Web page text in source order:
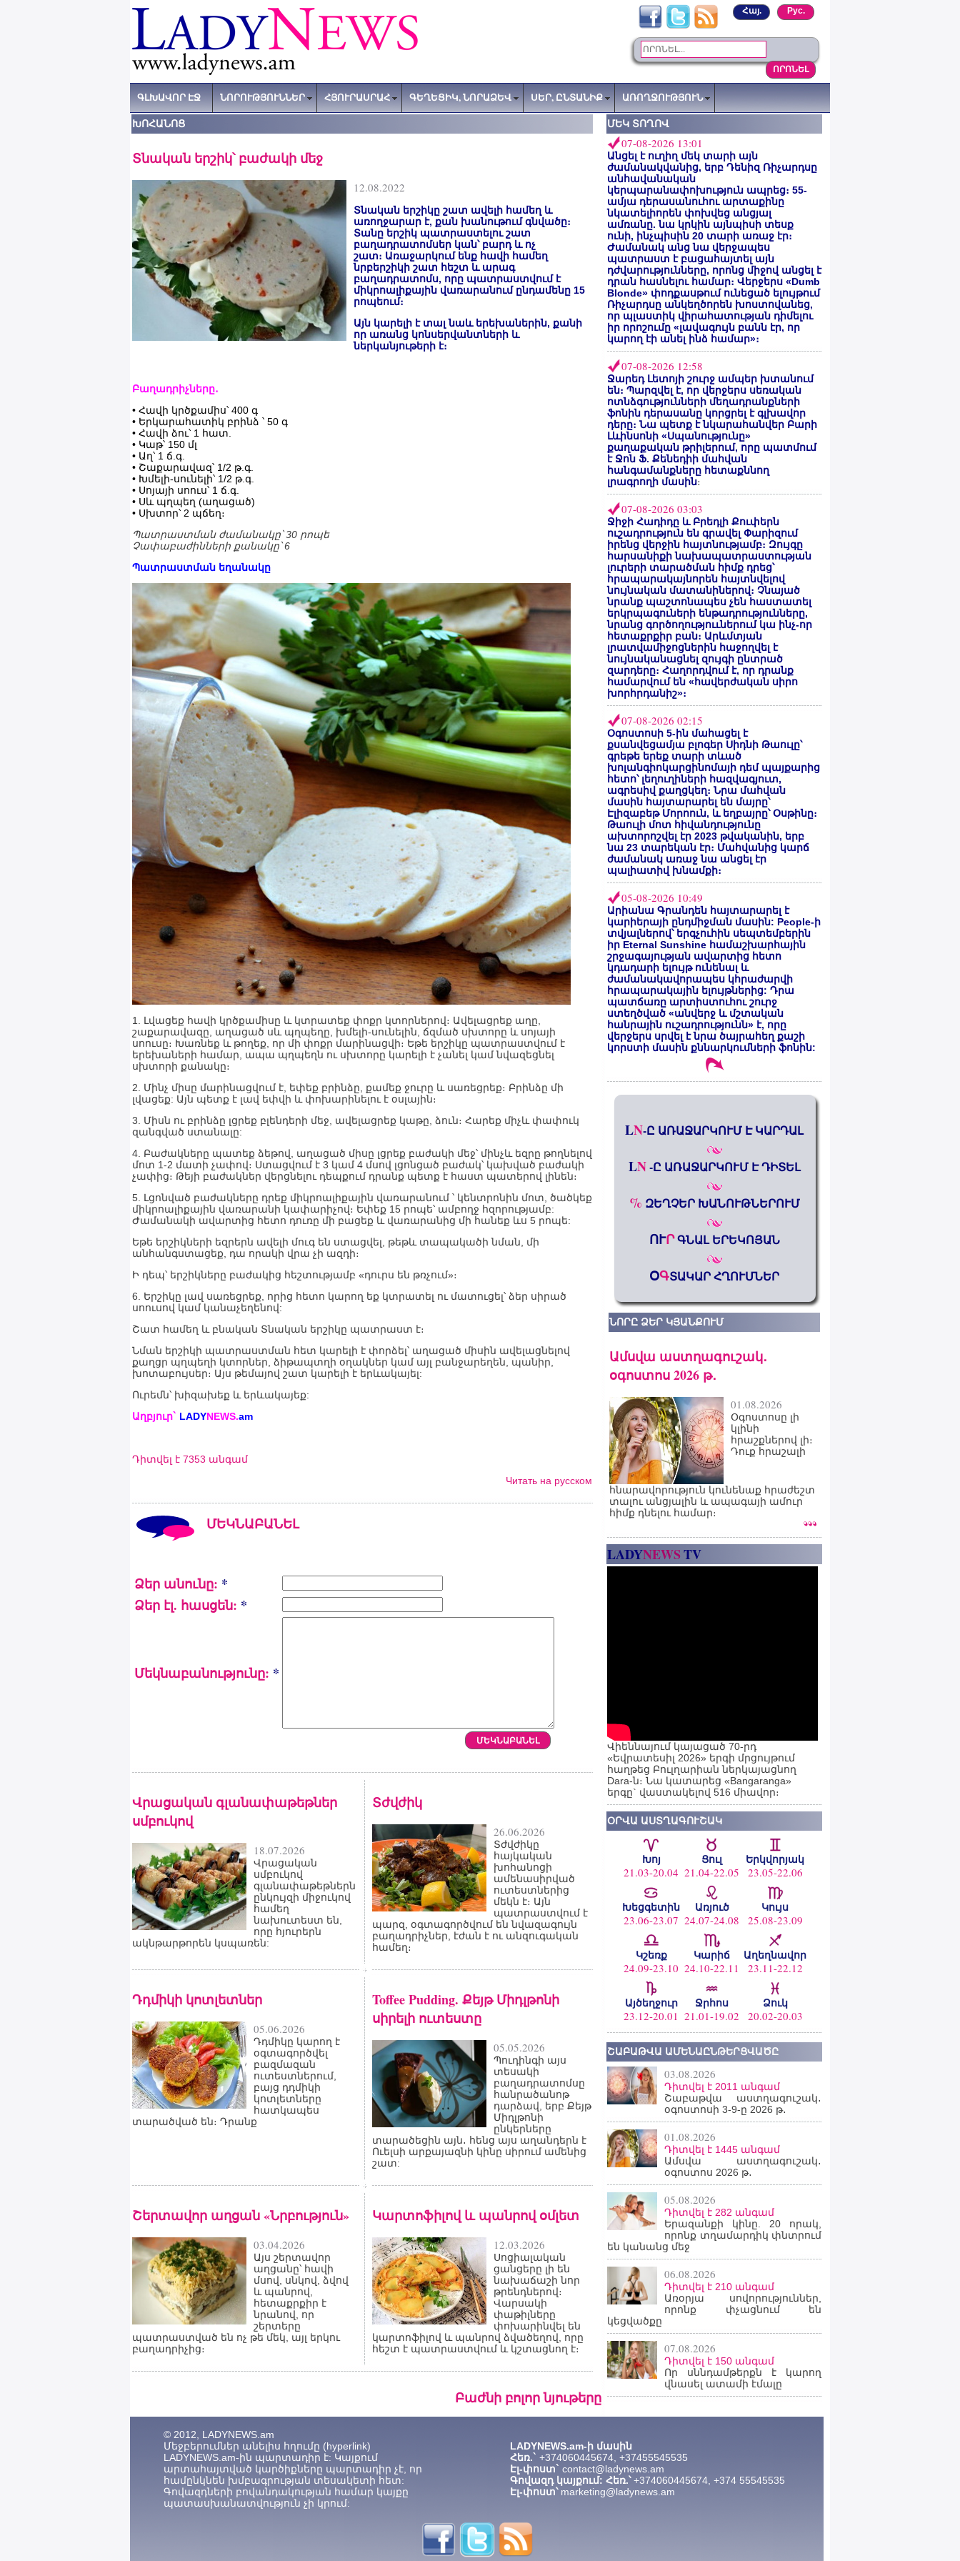
Рус.
Հայ.
ԳԼԽԱՎՈՐ ԷՋ ՆՈՐՈՒԹՅՈՒՆՆԵՐ ՀՅՈՒՐԱՍՐԱՀ ԳԵՂԵՑԻԿ, ՆՈՐԱՁԵՎ ՍԵՐ, ԸՆՏԱՆԻՔ ԱՌՈՂՋՈՒԹՅՈՒՆ
ԽՈՀԱՆՈՑ
Տնական երշիկ՝ բաժակի մեջ
12.08.2022
Տնական երշիկը շատ ավելի համեղ և
առողջարար է, քան խանութում գնվածը։
Տանը երշիկ պատրաստելու շատ
բաղադրատոմսեր կան՝ բարդ և ոչ
շատ։ Առաջարկում ենք հավի համեղ
նրբերշիկի շատ հեշտ և արագ
բաղադրատոմս, որը պատրաստվում է
միկրոալիքային վառարանում ընդամենը 15
րոպեում։
Այն կարելի է տալ նաև երեխաներին, քանի
որ առանց կոնսերվանտների և
ներկանյութերի է։
Բաղադրիչները․
• Հավի կրծքամիս՝ 400 գ
• Երկարահատիկ բրինձ ՝ 50 գ
• Հավի ձու՝ 1 հատ.
• Կաթ՝ 150 մլ
• Աղ՝ 1 ճ.գ.
• Շաքարավազ՝ 1/2 թ.գ.
• Խմելի-սունելի՝ 1/2 թ.գ.
• Սոյայի սոուս՝ 1 ճ.գ.
• Սև պղպեղ (աղացած)
• Սխտոր՝ 2 պճեղ։
Պատրաստման ժամանակը՝ 30 րոպե
Չափաբաժինների քանակը՝ 6
Պատրաստման եղանակը
1. Լվացեք հավի կրծքամիսը և կտրատեք փոքր կտորներով։ Ավելացրեք աղը,
շաքարավազը, աղացած սև պղպեղը, խմելի-սունելին, ճզմած սխտորը և սոյայի
սոուսը։ Խառնեք և թողեք, որ մի փոքր մարինացվի։ Եթե երշիկը պատրաստվում է
երեխաների համար, ապա պղպեղն ու սխտորը կարելի է չանել կամ նվազեցնել
սխտորի քանակը։
2. Մինչ միսը մարինացվում է, եփեք բրինձը, քամեք ջուրը և սառեցրեք։ Բրինձը մի
լվացեք: Այն պետք է լավ եփվի և փոխարինելու է օսլային։
3. Միսն ու բրինձը լցրեք բլենդերի մեջ, ավելացրեք կաթը, ձուն։ Հարեք միչև փափուկ
զանգված ստանալը:
4. Բաժակները պատեք ձեթով, աղացած միսը լցրեք բաժակի մեջ՝ մինչև եզրը թողնելով
մոտ 1-2 մատի չափով։ Ստացվում է 3 կամ 4 մսով լցոնցած բաժակ՝ կախված բաժակի
չափից։ Թեյի բաժակներ վերցնելու դեպքում դրանք պետք է հաստ պատերով լինեն։
5. Լցոնված բաժակները դրեք միկրոալիքային վառարանում ՝ կենտրոնին մոտ, ծածկեք
միկրոալիքային վառարանի կափարիչով։ Եփեք 15 րոպե՝ ամբողջ հզորությամբ:
Ժամանակի ավարտից հետո դուռը մի բացեք և վառարանից մի հանեք ևս 5 րոպե:
Եթե երշիկների եզրերն ավելի մուգ են ստացվել, թեթև տապակածի նման, մի
անհանգստացեք, դա որակի վրա չի ազդի։
Ի դեպ՝ երշիկները բաժակից հեշտությամբ «դուրս են թռչում»։
6. Երշիկը լավ սառեցրեք, որից հետո կարող եք կտրատել ու մատուցել՝ ձեր սիրած
սոուսով կամ կանաչեղենով:
Շատ համեղ և բնական Տնական երշիկը պատրաստ է։
Նման երշիկի պատրաստման հետ կարելի է փորձել՝ աղացած միսին ավելացնելով
քաղցր պղպեղի կտորներ, ձիթապտղի օղակներ կամ այլ բանջարեղեն, պանիր,
խոտաբույսեր։ Այս թեմայով շատ կարելի է երևակայել:
Ուրեմն՝ խիզախեք և երևակայեք:
Աղբյուր` LADYNEWS.am
Դիտվել է 7353 անգամ
Читать на русском
ՄԵԿՆԱԲԱՆԵԼ
Ձեր անունը: *
Ձեր էլ. հասցեն: *
Մեկնաբանությունը: *
Վրացական գլանափաթեթներ
սմբուկով
18.07.2026
Վրացական
սմբուկով
գլանափաթեթներն
ընկույզի միջուկով
համեղ
նախուտեստ են,
որը հյուրերն
ակնթարթորեն կսպառեն:
Տժվժիկ
26.06.2026
Տժվժիկը
հայկական
խոհանոցի
ամենասիրված
ուտեստներից
մեկն է։ Այն
պատրաստվում է
պարզ, օգտագործվում են նվազագույն
բաղադրիչներ, էժան է ու անզուգական
համեղ։
Դդմիկի կոտլետներ
05.06.2026
Դդմիկը կարող է
օգտագործվել
բազմազան
ուտեստներում,
բայց դդմիկի
կոտլետները
հատկապես
տարածված են։ Դրանք
Toffee Pudding. Քեյթ Միդլթոնի
սիրելի ուտեստը
05.05.2026
Պուդինգի այս
տեսակի
բաղադրատոմսը
հանրածանոթ
դարձավ, երբ Քեյթ
Միդլթոնի
ընկերները
տարածեցին այն․ հենց այս աղանդերն է
Ուելսի արքայազնի կինը սիրում ամենից
շատ:
Շերտավոր աղցան «Նրբություն»
03.04.2026
Այս շերտավոր
աղցանը՝ հավի
մսով, սնկով, ձվով
և պանրով,
հետաքրքիր է
նրանով, որ
շերտերը
պատրաստված են ոչ թե մեկ, այլ երկու
բաղադրիչից։
Կարտոֆիլով և պանրով օմլետ
12.03.2026
Սոցիալական
ցանցերը լի են
նախաճաշի նոր
թրենդներով։
Վարսակի
փաթիլները
փոխարինվել են
կարտոֆիլով և պանրով ձվածեղով, որը
հեշտ է պատրաստվում և կշտացնող է։
Բաժնի բոլոր նյութերը
ՄԵԿ ՏՈՂՈՎ
07-08-2026 13:01
Անցել է ուղիղ մեկ տարի այն
ժամանակվանից, երբ Դենիզ Ռիչարդսը
անհավանական
կերպարանափոխություն ապրեց։ 55-
ամյա դերասանուհու արտաքինը
նկատելիորեն փոխվեց անցյալ
ամռանը. նա կրկին այնպիսի տեսք
ունի, ինչպիսին 20 տարի առաջ էր։
Ժամանակ անց նա վերջապես
պատրաստ է բացահայտել այն
դժվարությունները, որոնց միջով անցել է
դրան հասնելու համար։ Վերջերս «Dumb
Blonde» փոդքասթում ունեցած ելույթում
Ռիչարդսը անկեղծորեն խոստովանեց,
որ պլաստիկ վիրահատության դիմելու
իր որոշումը «լավագույն բանն էր, որ
կարող էի անել ինձ համար»։
07-08-2026 12:58
Ջարեդ Լետոյի շուրջ ամպեր խտանում
են։ Պարզվել է, որ վերջերս սեռական
ոտնձգությունների մեղադրանքների
ֆոնին դերասանը կորցրել է գլխավոր
դերը։ Նա պետք է նկարահանվեր Բարի
Լևինսոնի «Սպանությունը»
քաղաքական թրիլերում, որը պատմում
է Ջոն Ֆ. Քենեդիի մահվան
հանգամանքները հետաքննող
լրագրողի մասին։
07-08-2026 03:03
Ջիջի Հադիդը և Բրեդլի Քուփերն
ուշադրություն են գրավել Փարիզում
իրենց վերջին հայտնությամբ։ Զույգը
հարսանիքի նախապատրաստության
լուրերի տարածման հիմք դրեց՝
հրապարակայնորեն հայտնվելով
նույնական մատանիներով։ Չնայած
նրանք պաշտոնապես չեն հաստատել
երկրպագուների ենթադրությունները,
նրանց գործողություւներում կա ինչ-որ
հետաքրքիր բան։ Արևմտյան
լրատվամիջոցներին հաջողվել է
նույնականացնել զույգի ընտրած
զարդերը։ Հաղորդվում է, որ դրանք
համարվում են «հավերժական սիրո
խորհրդանիշ»։
07-08-2026 02:15
Օգոստոսի 5-ին մահացել է
քսանվեցամյա բլոգեր Սիդնի Թաուլը՝
գրեթե երեք տարի տևած
խոլանգիոկարցինոմայի դեմ պայքարից
հետո՝ լեղուղիների հազվագյուտ,
ագրեսիվ քաղցկեղ։ Նրա մահվան
մասին հայտարարել են մայրը՝
Էլիզաբեթ Մորոուն, և եղբայրը՝ Օսթինը։
Թաուլի մոտ հիվանդությունը
ախտորոշվել էր 2023 թվականին, երբ
նա 23 տարեկան էր։ Մահվանից կարճ
ժամանակ առաջ նա անցել էր
պալիատիվ խնամքի։
05-08-2026 10:49
Արիանա Գրանդեն հայտարարել է
կարիերայի ընդմիջման մասին: People-ի
տվյալներով՝ երգչուհին սեպտեմբերին
իր Eternal Sunshine համաշխարհային
շրջագայության ավարտից հետո
կդադարի ելույթ ունենալ և
ժամանակավորապես կհրաժարվի
հրապարակային ելույթներից: Դրա
պատճառը արտիստուհու շուրջ
ստեղծված «անվերջ և մշտական
հանրային ուշադրությունն» է, որը
վերջերս սրվել է նրա ծայրահեղ քաշի
կորստի մասին քննարկումների ֆոնին:
LN-Ը ԱՌԱՋԱՐԿՈՒՄ Է ԿԱՐԴԱԼ
LN-Ը ԱՌԱՋԱՐԿՈՒՄ Է ԴԻՏԵԼ
% ԶԵՂՉԵՐ ԽԱՆՈՒԹՆԵՐՈՒՄ
ՈՒՐԳՆԱԼ ԵՐԵԿՈՅԱՆ
ՕԳՏԱԿԱՐ ՀՂՈՒՄՆԵՐ
ՆՈՐԸ ՁԵՐ ԿՅԱՆՔՈՒՄ
Ամսվա աստղագուշակ․
օգոստոս 2026 թ․
01.08.2026
Օգոստոսը լի
կլինի
հրաշքներով լի։
Դուք հրաշալի
հնարավորություն կունենաք հրաժեշտ
տալու անցյալին և ապագայի ամուր
հիմք դնելու համար։
LADYNEWSTV
Վիեննայում կայացած 70-րդ
«Եվրատեսիլ 2026» երգի մրցույթում
հաղթեց Բուլղարիան ներկայացնող
Dara-ն։ Նա կատարեց «Bangaranga»
երգը` վաստակելով 516 միավոր։
ՕՐՎԱ ԱՍՏՂԱԳՈՒՇԱԿ
Խոյ
21.03-20.04
Ցուլ
21.04-22.05
Երկվորյակ
23.05-22.06
Խեցգետին
23.06-23.07
Առյուծ
24.07-24.08
Կույս
25.08-23.09
Կշեռք
24.09-23.10
Կարիճ
24.10-22.11
Աղեղնավոր
23.11-22.12
Այծեղջուր
23.12-20.01
Ջրհոս
21.01-19.02
Ձուկ
20.02-20.03
ՇԱԲԱԹՎԱ ԱՄԵՆԱԸՆԹԵՐՑՎԱԾԸ
03.08.2026
Դիտվել է 2011 անգամ
Շաբաթվա աստղագուշակ․
օգոստոսի 3-9-ը 2026 թ․
01.08.2026
Դիտվել է 1445 անգամ
Ամսվա աստղագուշակ․
օգոստոս 2026 թ․
05.08.2026
Դիտվել է 282 անգամ
Երազանքի կինը. 20 որակ,
որոնք տղամարդիկ փնտրում
են կանանց մեջ
06.08.2026
Դիտվել է 210 անգամ
Առօրյա սովորություններ,
որոնք փչացնում են
կեցվածքը
07.08.2026
Դիտվել է 150 անգամ
Որ սննդամթերքն է կարող
վնասել ատամի էմալը
© 2012, LADYNEWS.am
Մեջբերումներ անելիս հղումը (hyperlink)
LADYNEWS.am-ին պարտադիր է: Կայքում
արտահայտված կարծիքները պարտադիր չէ, որ
համընկնեն խմբագրության տեսակետի հետ:
Գովազդների բովանդակության համար կայքը
պատասխանատվություն չի կրում:
LADYNEWS.am-ի մասին
Հեռ.` +374060445674, +37455545535
Էլ-փոստ` contact@ladynews.am
Գովազդ կայքում: Հեռ.՝+374060445674, +374 55545535
Էլ-փոստ՝ marketing@ladynews.am